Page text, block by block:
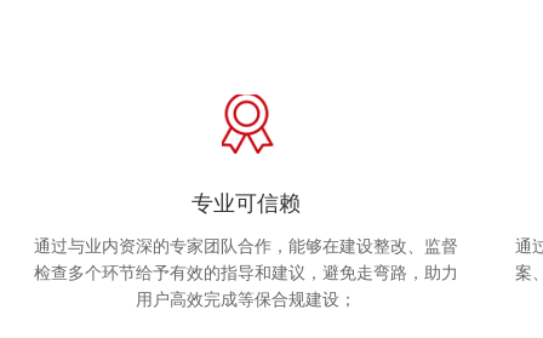
专业可信赖
通过与业内资深的专家团队合作，能够在建设整改、监督
检查多个环节给予有效的指导和建议，避免走弯路，助力
用户高效完成等保合规建设；
通
案